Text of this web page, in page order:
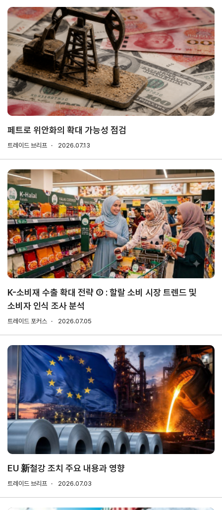
회의실
임대
해외지
부
현지지
원
·KITA
POST
자문·상담
Trade
Pro
TradePro's
초이스
1:1상담
오픈상담
AI
상담
전문가
채용
컨설팅
무역현장컨설팅
FTA컨설팅
무역실
용어
서식
회계
사례
무역실무
매뉴얼
건의
Q&A
자주묻는
질문
협회소개
홈 회장
인사말
역대회장
연혁
조직
소개
사업
추진
경영
공시
의사결정기구
정관
출자법인
무역센터
현황
윤리
경영
무역센터
윤리헌장
협회윤리강령
안전
보건
경영
경영방침
채용
인재상
채용절차
직원채용FAQ
찾아
오시
는 길
페트로 위안화의 확대 가능성 점검
트레이드 브리프 2026.07.13
K-소비재 수출 확대 전략 ③ : 할랄 소비 시장 트렌드 및
소비자 인식 조사 분석
트레이드 포커스 2026.07.05
EU 新철강 조치 주요 내용과 영향
트레이드 브리프 2026.07.03